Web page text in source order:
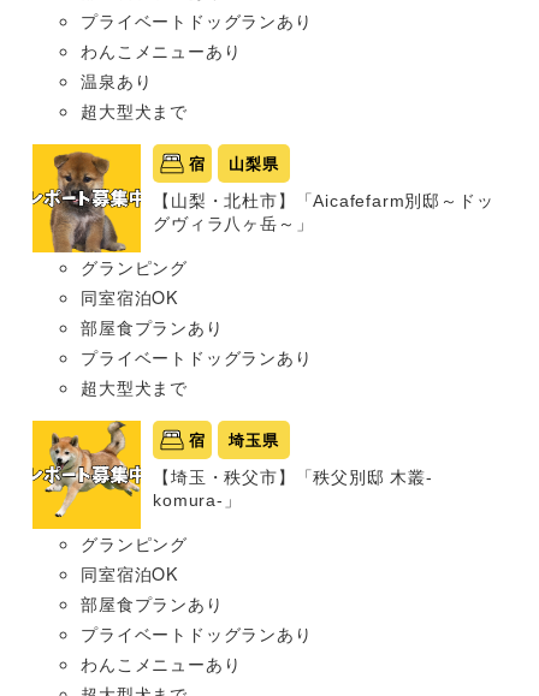
プライベートドッグランあり
わんこメニューあり
温泉あり
超大型犬まで
宿 山梨県
【山梨・北杜市】「Aicafefarm別邸～ドッ
グヴィラ八ヶ岳～」
グランピング
同室宿泊OK
部屋食プランあり
プライベートドッグランあり
超大型犬まで
宿 埼玉県
【埼玉・秩父市】「秩父別邸 木叢-
komura-」
グランピング
同室宿泊OK
部屋食プランあり
プライベートドッグランあり
わんこメニューあり